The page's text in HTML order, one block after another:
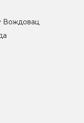
Вождовац